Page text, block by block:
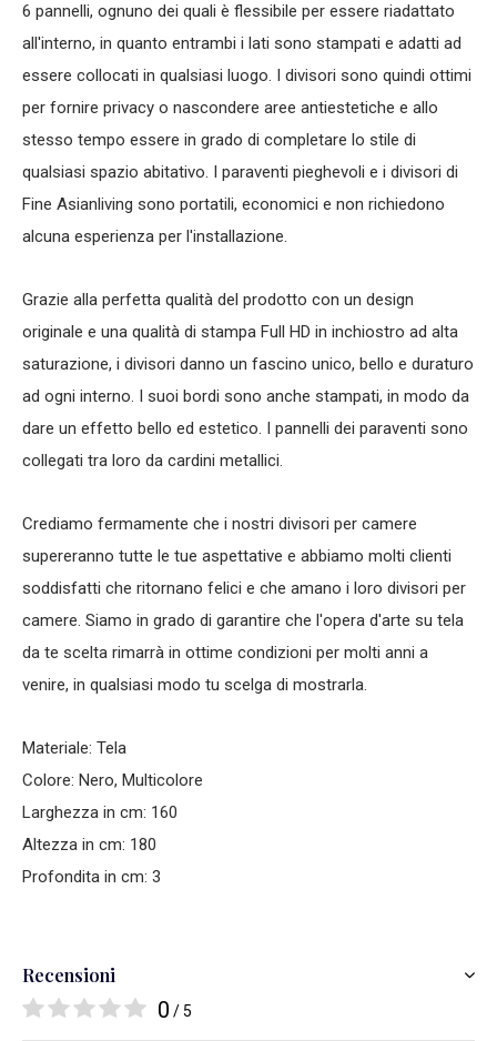
6 pannelli, ognuno dei quali è flessibile per essere riadattato
all'interno, in quanto entrambi i lati sono stampati e adatti ad
essere collocati in qualsiasi luogo. I divisori sono quindi ottimi
per fornire privacy o nascondere aree antiestetiche e allo
stesso tempo essere in grado di completare lo stile di
qualsiasi spazio abitativo. I paraventi pieghevoli e i divisori di
Fine Asianliving sono portatili, economici e non richiedono
alcuna esperienza per l'installazione.
Grazie alla perfetta qualità del prodotto con un design
originale e una qualità di stampa Full HD in inchiostro ad alta
saturazione, i divisori danno un fascino unico, bello e duraturo
ad ogni interno. I suoi bordi sono anche stampati, in modo da
dare un effetto bello ed estetico. I pannelli dei paraventi sono
collegati tra loro da cardini metallici.
Crediamo fermamente che i nostri divisori per camere
supereranno tutte le tue aspettative e abbiamo molti clienti
soddisfatti che ritornano felici e che amano i loro divisori per
camere. Siamo in grado di garantire che l'opera d'arte su tela
da te scelta rimarrà in ottime condizioni per molti anni a
venire, in qualsiasi modo tu scelga di mostrarla.
Materiale: Tela
Colore: Nero, Multicolore
Larghezza in cm: 160
Altezza in cm: 180
Profondita in cm: 3
Recensioni
0 / 5